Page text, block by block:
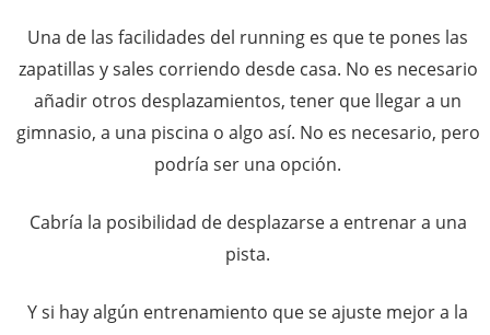
Una de las facilidades del running es que te pones las
zapatillas y sales corriendo desde casa. No es necesario
añadir otros desplazamientos, tener que llegar a un
gimnasio, a una piscina o algo así. No es necesario, pero
podría ser una opción.
Cabría la posibilidad de desplazarse a entrenar a una
pista.
Y si hay algún entrenamiento que se ajuste mejor a la